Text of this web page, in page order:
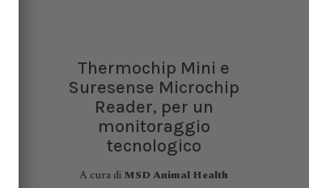
Thermochip Mini e
Suresense Microchip
Reader, per un
monitoraggio
tecnologico
A cura di MSD Animal Health